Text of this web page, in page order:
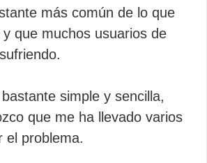
más común de lo que
que muchos usuarios de
simple y sencilla,
que me ha llevado varios
el problema.